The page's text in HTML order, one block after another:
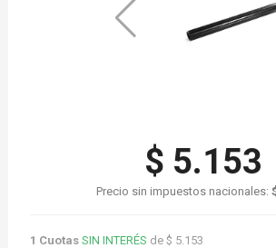
$ 5.153
Precio sin impuestos nacionales:
1 Cuotas SIN INTERÉS de $ 5.153